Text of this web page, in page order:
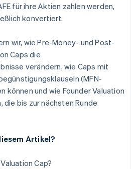
für ihre Aktien zahlen werden,
konvertiert.
wir, wie Pre-Money- und Post-
Caps die
verändern, wie Caps mit
(MFN-
können und wie Founder Valuation
die bis zur nächsten Runde
Artikel?
Cap?